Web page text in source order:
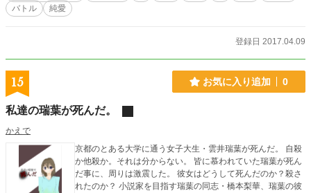
バトル
純愛
登録日 2017.04.09
15 お気に入り追加 0
私達の瑞葉が死んだ。
かえで
京都のとある大学に通う女子大生・雲井瑞葉が死んだ。 自殺
か他殺か。それは分からない。 皆に慕われていた瑞葉が死ん
だ事に、周りは激震した。 彼女はどうして死んだのか？殺さ
れたのか？ 小説家を目指す瑞葉の同志・橋本梨華、瑞葉の彼